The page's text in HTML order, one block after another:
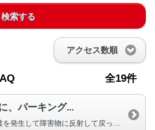
検索する
アクセス数順
全19件
、パーキング...